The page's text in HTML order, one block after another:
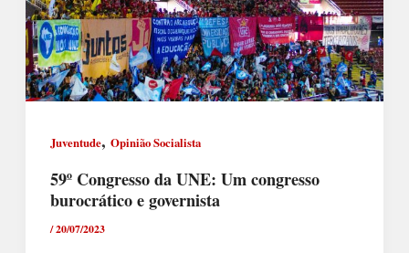
Juventude, Opinião Socialista
59º Congresso da UNE: Um congresso
burocrático e governista
/20/07/2023